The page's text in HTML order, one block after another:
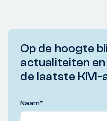
Op de hoogte
actualiteiten
de laatste
Naam*